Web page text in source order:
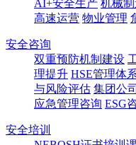
AI+安全生产 机械
高速运营 物业管理
安全咨询
双重预防机制建设
理提升 HSE管理体
与风险评估 集团公
应急管理咨询 ESG
安全培训